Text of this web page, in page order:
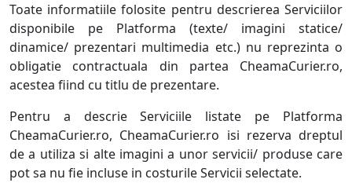
Toate informatiile folosite pentru descrierea Serviciilor
disponibile pe Platforma (texte/ imagini statice/
dinamice/ prezentari multimedia etc.) nu reprezinta o
obligatie contractuala din partea CheamaCurier.ro,
acestea fiind cu titlu de prezentare.
Pentru a descrie Serviciile listate pe Platforma
CheamaCurier.ro, CheamaCurier.ro isi rezerva dreptul
de a utiliza si alte imagini a unor servicii/ produse care
pot sa nu fie incluse in costurile Servicii selectate.